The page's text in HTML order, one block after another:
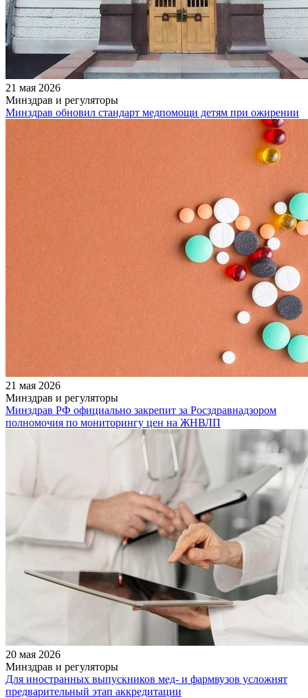
21 мая 2026
Минздрав и регуляторы
Минздрав обновил стандарт медпомощи детям при ожирении
21 мая 2026
Минздрав и регуляторы
Минздрав РФ официально закрепит за Росздравнадзором
полномочия по мониторингу цен на ЖНВЛП
20 мая 2026
Минздрав и регуляторы
Для иностранных выпускников мед- и фармвузов усложнят
предварительный этап аккредитации